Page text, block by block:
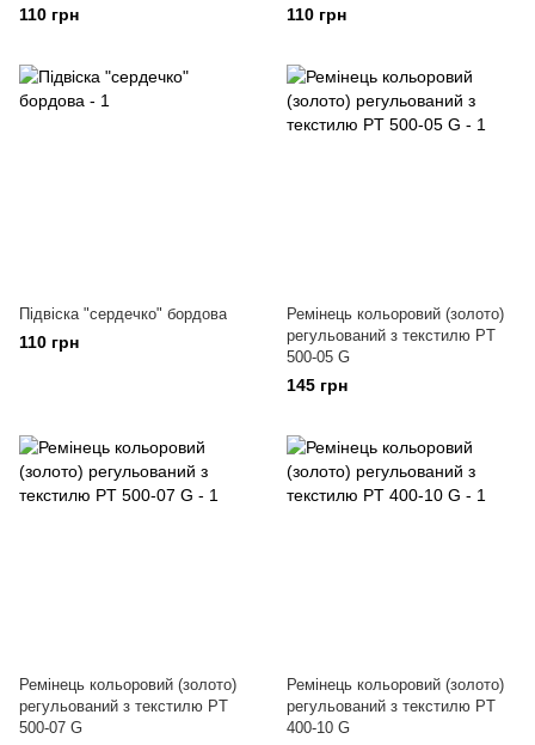
110 грн 110 грн
Підвіска "сердечко" бордова
110 грн
Ремінець кольоровий (золото)
регульований з текстилю PT
500-05 G
145 грн
Ремінець кольоровий (золото)
регульований з текстилю PT
500-07 G
Ремінець кольоровий (золото)
регульований з текстилю PT
400-10 G